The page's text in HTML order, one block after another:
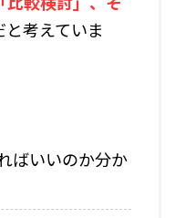
と考えていま
ばいいのか分か